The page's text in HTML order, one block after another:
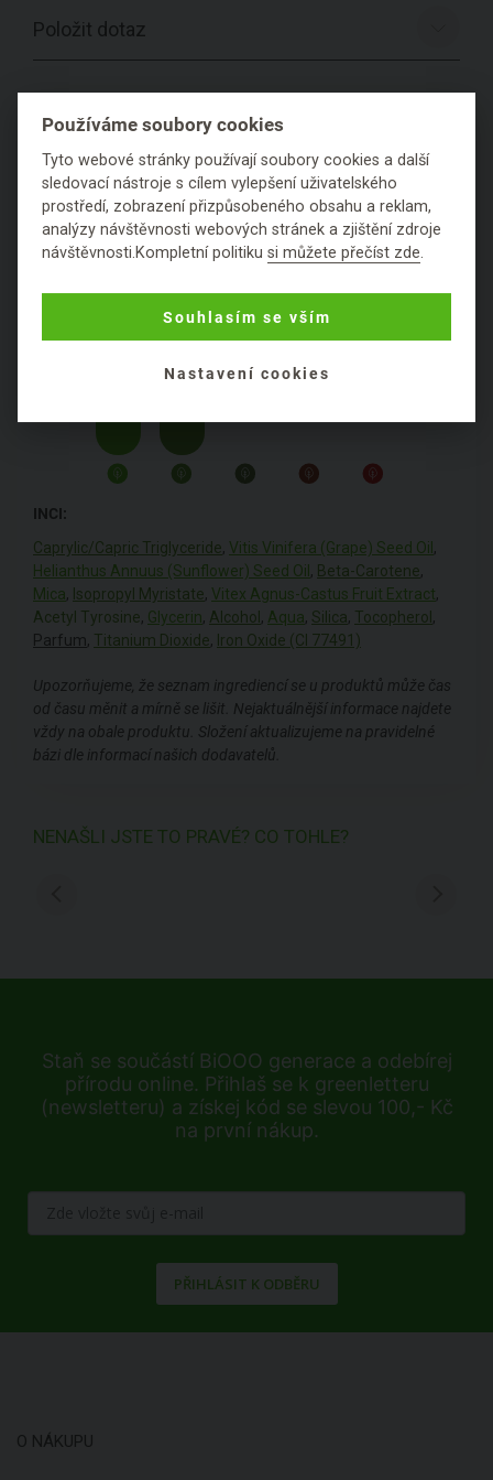
Položit dotaz
PODROBNÉ SLOŽENÍ
PRODUKTU
INCI:
Caprylic/Capric Triglyceride, Vitis Vinifera (Grape) Seed Oil ,
Helianthus Annuus (Sunflower) Seed Oil , Beta-Carotene,
Mica, Isopropyl Myristate, Vitex Agnus-Castus Fruit Extract,
Acetyl Tyrosine, Glycerin, Alcohol , Aqua, Silica, Tocopherol ,
Parfum, Titanium Dioxide, Iron Oxide (CI 77491)
Upozorňujeme, že seznam ingrediencí se u produktů může čas
od času měnit a mírně se lišit. Nejaktuálnější informace najdete
vždy na obale produktu. Složení aktualizujeme na pravidelné
bázi dle informací našich dodavatelů.
NENAŠLI JSTE TO PRAVÉ? CO TOHLE?
Staň se součástí BiOOO generace a odebírej
přírodu online. Přihlaš se k greenletteru
(newsletteru) a získej kód se slevou 100,- Kč
na první nákup.
PŘIHLÁSIT K ODBĚRU
O NÁKUPU
Používáme soubory cookies
Tyto webové stránky používají soubory cookies a další
sledovací nástroje s cílem vylepšení uživatelského
prostředí, zobrazení přizpůsobeného obsahu a reklam,
analýzy návštěvnosti webových stránek a zjištění zdroje
návštěvnosti.Kompletní politikusi můžete přečíst zde.
Souhlasím se vším
Nastavení cookies